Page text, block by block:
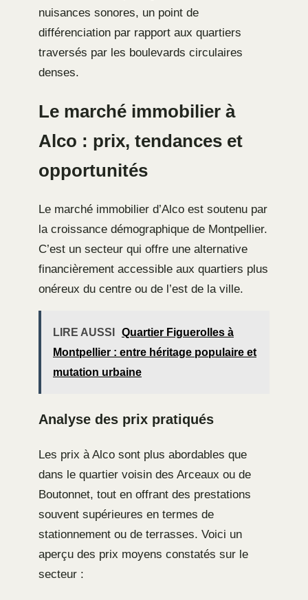
nuisances sonores, un point de
différenciation par rapport aux quartiers
traversés par les boulevards circulaires
denses.
Le marché immobilier à
Alco : prix, tendances et
opportunités
Le marché immobilier d’Alco est soutenu par
la croissance démographique de Montpellier.
C’est un secteur qui offre une alternative
financièrement accessible aux quartiers plus
onéreux du centre ou de l’est de la ville.
LIRE AUSSI
Quartier Figuerolles à
Montpellier : entre héritage populaire et
mutation urbaine
Analyse des prix pratiqués
Les prix à Alco sont plus abordables que
dans le quartier voisin des Arceaux ou de
Boutonnet, tout en offrant des prestations
souvent supérieures en termes de
stationnement ou de terrasses. Voici un
aperçu des prix moyens constatés sur le
secteur :